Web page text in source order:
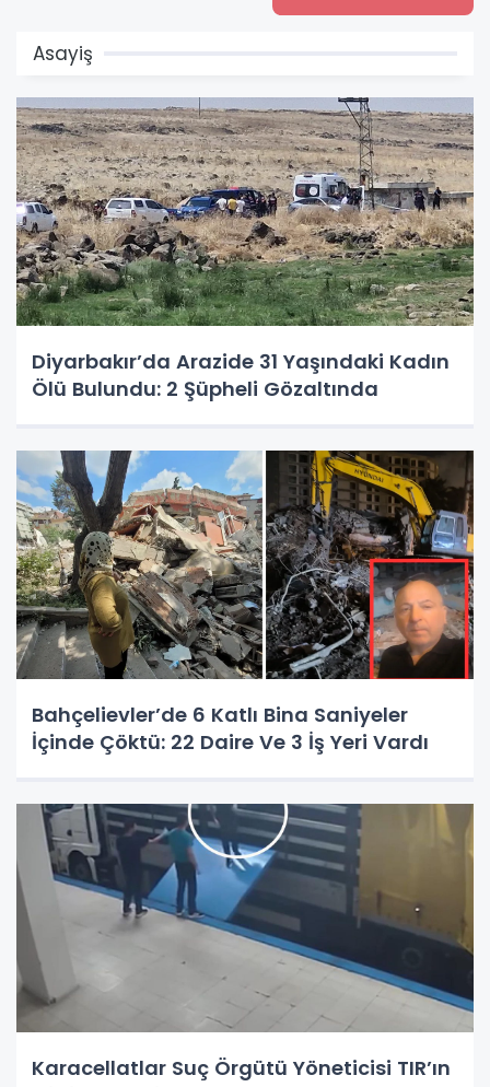
Asayiş
Diyarbakır’da Arazide 31 Yaşındaki Kadın
Ölü Bulundu: 2 Şüpheli Gözaltında
Bahçelievler’de 6 Katlı Bina Saniyeler
İçinde Çöktü: 22 Daire Ve 3 İş Yeri Vardı
Karacellatlar Suç Örgütü Yöneticisi TIR’ın